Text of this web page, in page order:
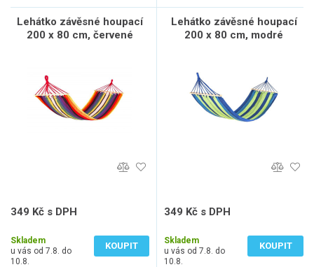
Lehátko závěsné houpací
200 x 80 cm, červené
349 Kč s DPH
Skladem
u vás od 7.8. do
10.8.
KOUPIT
Lehátko závěsné houpací
200 x 80 cm, modré
349 Kč s DPH
Skladem
u vás od 7.8. do
10.8.
KOUPIT